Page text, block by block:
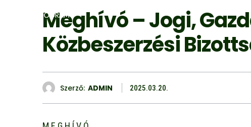
Meghívó – Jogi,
Közbeszerzési
Szerző: ADMIN 2025.03.20.